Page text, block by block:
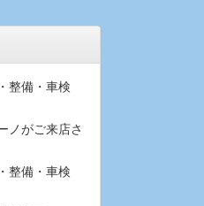
整備・車検
ノがご来店さ
整備・車検